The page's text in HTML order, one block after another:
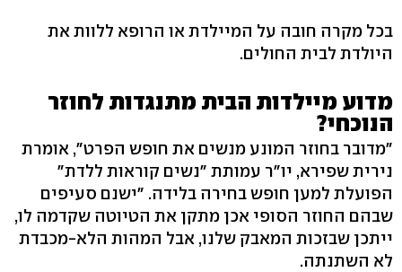
בכל מקרה חובה על המיילדת או הרופא ללוות את
היולדת לבית החולים.
מדוע מיילדות הבית מתנגדות לחוזר
הנוכחי?
"מדובר בחוזר המונע מנשים את חופש הפרט", אומרת
נירית שפירא, יו"ר עמותת "נשים קוראות ללדת"
הפועלת למען חופש בחירה בלידה. "ישנם סעיפים
שבהם החוזר הסופי אכן מתקן את הטיוטה שקדמה לו,
ייתכן שבזכות המאבק שלנו, אבל המהות הלא-מכבדת
לא השתנתה.